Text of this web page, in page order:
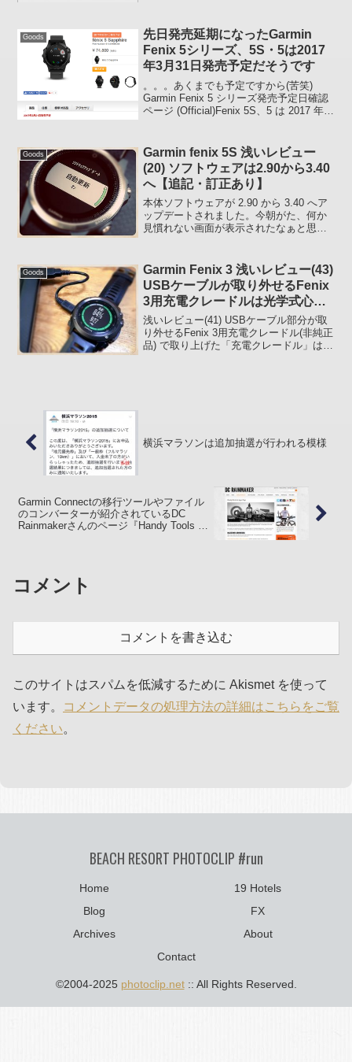
送完了。...
Goods
先日発売延期になったGarmin
Fenix 5シリーズ、5S・5は2017
年3月31日発売予定だそうです
。。。あくまでも予定ですから(苦笑)
Garmin Fenix 5 シリーズ発売予定日確認
ページ (Official)Fenix 5S、5 は 2017 年 3
Goods
Garmin fenix 5S 浅いレビュー
(20) ソフトウェアは2.90から3.40
へ【追記・訂正あり】
本体ソフトウェアが 2.90 から 3.40 へア
ップデートされました。今朝がた、何か
見慣れない画面が表示されたなぁと思っ
た。老眼でよく見えない :ase: ...
Goods
Garmin Fenix 3 浅いレビュー(43)
USBケーブルが取り外せるFenix
3用充電クレードルは光学式心拍
計内蔵モデルでは使えない【追記
あり】
浅いレビュー(41) USBケーブル部分が取
り外せるFenix 3用充電クレードル(非純正
品) で取り上げた「充電クレードル」は今
横浜マラソンは追加抽選が行われる模様
Garmin Connectの移行ツールやファイル
のコンバーターが紹介されているDC
Rainmakerさんのページ『Handy Tools &
コメント
コメントを書き込む
このサイトはスパムを低減するために Akismet を使って
います。
コメントデータの処理方法の詳細はこちらをご覧
ください。
BEACH RESORT PHOTOCLIP #run
Home
19 Hotels
Blog
FX
Archives
About
Contact
©2004-2025 photoclip.net:: All Rights Reserved.